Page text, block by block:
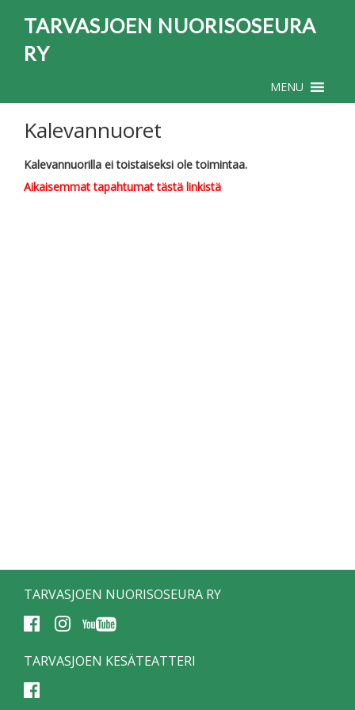
TARVASJOEN NUORISOSEURA
RY
MENU
Kalevannuoret
Kalevannuorilla ei toistaiseksi ole toimintaa.
Aikaisemmat tapahtumat tästä linkistä
TARVASJOEN NUORISOSEURA RY
TARVASJOEN KESÄTEATTERI